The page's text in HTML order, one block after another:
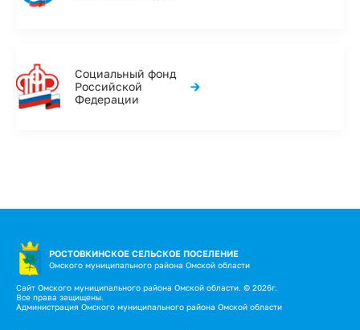
Социальный фонд
Российской
Федерации
→
РОСТОВКИНСКОЕ СЕЛЬСКОЕ ПОСЕЛЕНИЕ
Омского муниципального района Омской области
Сайт Омского муниципального района Омской области. © 2026г.
Все права защищены.
Администрация Омского муниципального района Омской области